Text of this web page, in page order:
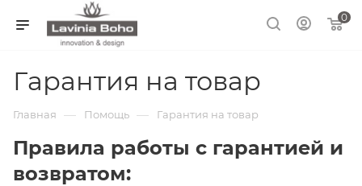
0
Гарантия на товар
Главная — Помощь — Гарантия на товар
Правила работы с гарантией и
возвратом: